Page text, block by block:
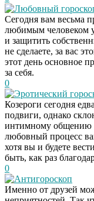
Любовный
Сегодня вам весьма
любимым человеком
и защитить
не сделаете, за вас
этот день основное
за себя.
0
Эротический
Козероги сегодня
подвиги, однако
интимному общению
любовный процесс
хотя вы и будете
быть, как раз
0
Антигороскоп
Именно от друзей